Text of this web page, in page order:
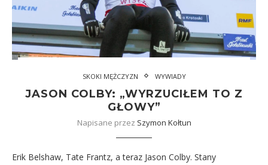
SKOKI MĘŻCZYZN WYWIADY
JASON COLBY: „WYRZUCIŁEM TO Z
GŁOWY”
Napisane przez Szymon Kołtun
Erik Belshaw, Tate Frantz, a teraz Jason Colby. Stany